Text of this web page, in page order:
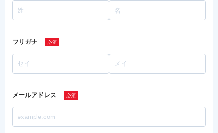
フリガナ
メールアドレス